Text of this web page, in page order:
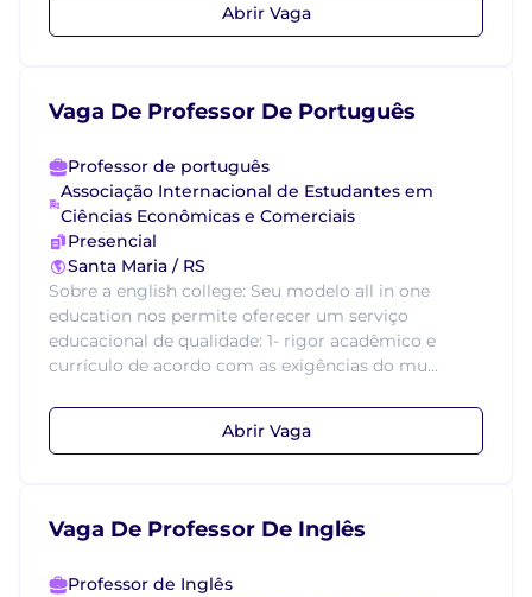
Abrir Vaga
Vaga De Professor De Português
Professor de português
Associação Internacional de Estudantes em
Ciências Econômicas e Comerciais
Presencial
Santa Maria / RS
Sobre a english college: Seu modelo all in one
education nos permite oferecer um serviço
educacional de qualidade: 1- rigor acadêmico e
currículo de acordo com as exigências do mu...
Abrir Vaga
Vaga De Professor De Inglês
Professor de Inglês